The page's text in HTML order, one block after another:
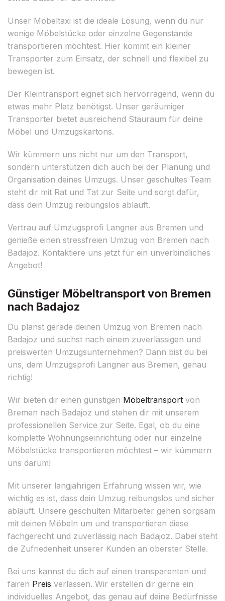
Unser Möbeltaxi ist die ideale Lösung, wenn du nur
wenige Möbelstücke oder einzelne Gegenstände
transportieren möchtest. Hier kommt ein kleiner
Transporter zum Einsatz, der schnell und flexibel zu
bewegen ist.
Der Kleintransport eignet sich hervorragend, wenn du
etwas mehr Platz benötigst. Unser geräumiger
Transporter bietet ausreichend Stauraum für deine
Möbel und Umzugskartons.
Wir kümmern uns nicht nur um den Transport,
sondern unterstützen dich auch bei der Planung und
Organisation deines Umzugs. Unser geschultes Team
steht dir mit Rat und Tat zur Seite und sorgt dafür,
dass dein Umzug reibungslos abläuft.
Vertrau auf Umzugsprofi Langner aus Bremen und
genieße einen stressfreien Umzug von Bremen nach
Badajoz. Kontaktiere uns jetzt für ein unverbindliches
Angebot!
Günstiger Möbeltransport von Bremen
nach Badajoz
Du planst gerade deinen Umzug von Bremen nach
Badajoz und suchst nach einem zuverlässigen und
preiswerten Umzugsunternehmen? Dann bist du bei
uns, dem Umzugsprofi Langner aus Bremen, genau
richtig!
Wir bieten dir einen günstigen Möbeltransport von
Bremen nach Badajoz und stehen dir mit unserem
professionellen Service zur Seite. Egal, ob du eine
komplette Wohnungseinrichtung oder nur einzelne
Möbelstücke transportieren möchtest – wir kümmern
uns darum!
Mit unserer langjährigen Erfahrung wissen wir, wie
wichtig es ist, dass dein Umzug reibungslos und sicher
abläuft. Unsere geschulten Mitarbeiter gehen sorgsam
mit deinen Möbeln um und transportieren diese
fachgerecht und zuverlässig nach Badajoz. Dabei steht
die Zufriedenheit unserer Kunden an oberster Stelle.
Bei uns kannst du dich auf einen transparenten und
fairen Preis verlassen. Wir erstellen dir gerne ein
individuelles Angebot, das genau auf deine Bedürfnisse